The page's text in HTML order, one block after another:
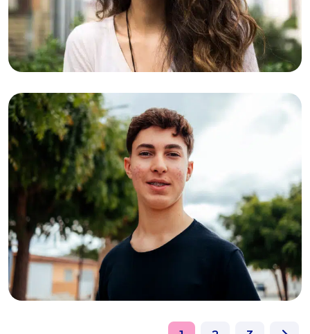
17-03-2026
Lien (25): “Niemand kon mij uit die put
halen behalve ikzelf”